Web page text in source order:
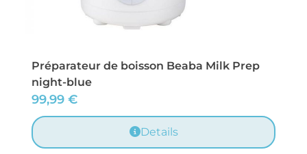
Préparateur de boisson Beaba Milk Prep
night-blue
99,99 €
Details